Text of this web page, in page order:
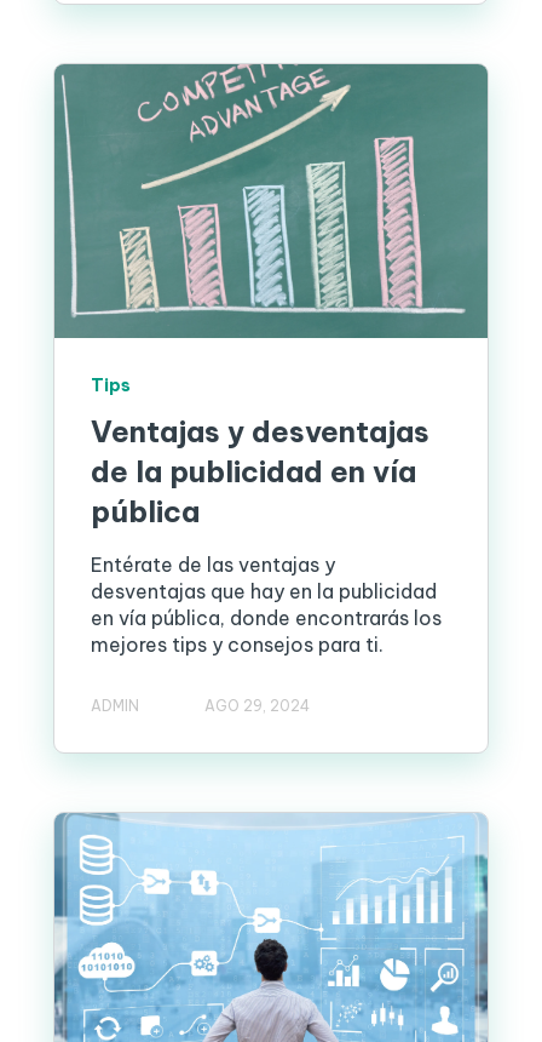
Tips
Ventajas y desventajas
de la publicidad en vía
pública
Entérate de las ventajas y
desventajas que hay en la publicidad
en vía pública, donde encontrarás los
mejores tips y consejos para ti.
ADMIN AGO 29, 2024